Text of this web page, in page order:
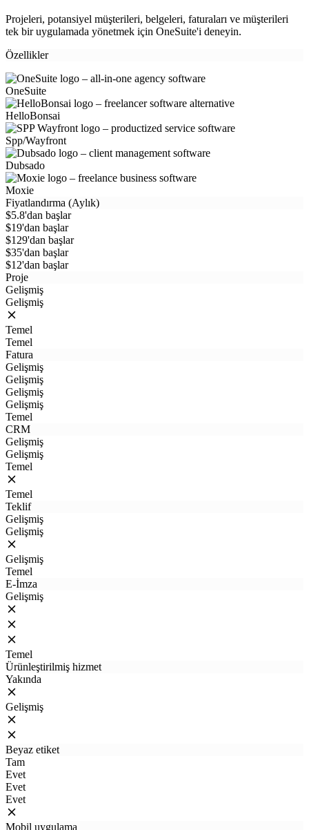
Projeleri, potansiyel müşterileri, belgeleri, faturaları ve müşterileri
tek bir uygulamada yönetmek için OneSuite'i deneyin.
Özellikler
OneSuite
HelloBonsai
Spp/Wayfront
Dubsado
Moxie
Fiyatlandırma (Aylık)
$5.8'dan başlar
$19'dan başlar
$129'dan başlar
$35'dan başlar
$12'dan başlar
Proje
Gelişmiş
Gelişmiş
Temel
Temel
Fatura
Gelişmiş
Gelişmiş
Gelişmiş
Gelişmiş
Temel
CRM
Gelişmiş
Gelişmiş
Temel
Temel
Teklif
Gelişmiş
Gelişmiş
Gelişmiş
Temel
E-İmza
Gelişmiş
Temel
Ürünleştirilmiş hizmet
Yakında
Gelişmiş
Beyaz etiket
Tam
Evet
Evet
Evet
Mobil uygulama